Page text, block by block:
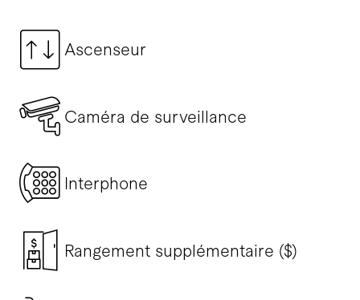
Ascenseur
Caméra de surveillance
Interphone
Rangement supplémentaire ($)